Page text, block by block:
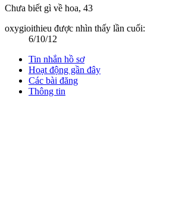
Chưa biết gì về hoa, 43
oxygioithieu được nhìn thấy lần cuối:
6/10/12
Tin nhắn hồ sơ
Hoạt động gần đây
Các bài đăng
Thông tin